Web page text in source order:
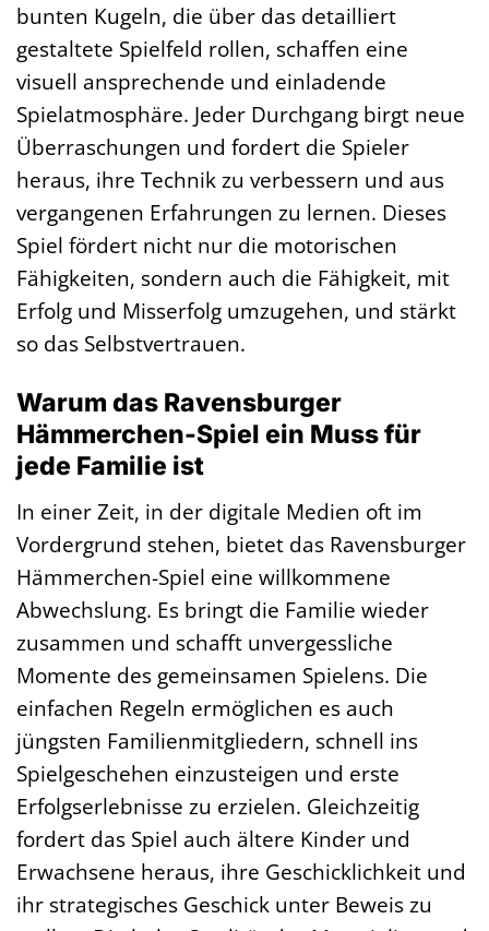
bunten Kugeln, die über das detailliert
gestaltete Spielfeld rollen, schaffen eine
visuell ansprechende und einladende
Spielatmosphäre. Jeder Durchgang birgt neue
Überraschungen und fordert die Spieler
heraus, ihre Technik zu verbessern und aus
vergangenen Erfahrungen zu lernen. Dieses
Spiel fördert nicht nur die motorischen
Fähigkeiten, sondern auch die Fähigkeit, mit
Erfolg und Misserfolg umzugehen, und stärkt
so das Selbstvertrauen.
Warum das Ravensburger
Hämmerchen-Spiel ein Muss für
jede Familie ist
In einer Zeit, in der digitale Medien oft im
Vordergrund stehen, bietet das Ravensburger
Hämmerchen-Spiel eine willkommene
Abwechslung. Es bringt die Familie wieder
zusammen und schafft unvergessliche
Momente des gemeinsamen Spielens. Die
einfachen Regeln ermöglichen es auch
jüngsten Familienmitgliedern, schnell ins
Spielgeschehen einzusteigen und erste
Erfolgserlebnisse zu erzielen. Gleichzeitig
fordert das Spiel auch ältere Kinder und
Erwachsene heraus, ihre Geschicklichkeit und
ihr strategisches Geschick unter Beweis zu